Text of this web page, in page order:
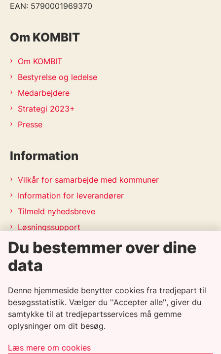
EAN: 5790001969370
Om KOMBIT
Om KOMBIT
Bestyrelse og ledelse
Medarbejdere
Strategi 2023+
Presse
Information
Vilkår for samarbejde med kommuner
Information for leverandører
Tilmeld nyhedsbreve
Løsningssupport
Releasekalender
APV-handleplan 2026
Genveje
Informationssikkerhedspolitik
Tilgængelighedserklæring
Whistleblowerordning
Du bestemmer over dine
data
Denne hjemmeside benytter cookies fra tredjepart til
besøgsstatistik. Vælger du ''Accepter alle'', giver du
samtykke til at tredjepartsservices må gemme
oplysninger om dit besøg.
Læs mere om cookies